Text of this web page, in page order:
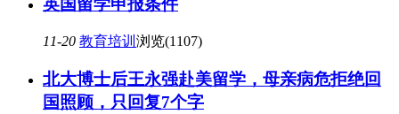
英国留学申报条件
11-20 教育培训 浏览(1107)
北大博士后王永强赴美留学，母亲病危拒绝回
国照顾，只回复7个字